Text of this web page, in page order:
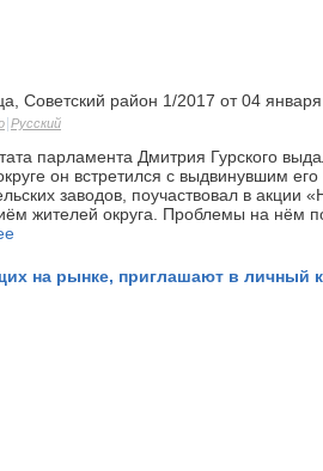
Советский район 1/2017 от 04
Русский
парламента Дмитрия Гур­ского
он встретился с выдвинувшим
заводов, поучаствовал в акции
жителей округа. Проблемы на нём
на рынке, приглашают в личный